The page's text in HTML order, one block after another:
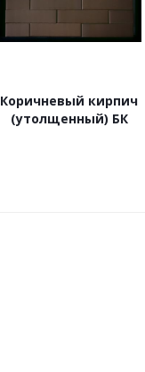
Коричневый кирпич
(утолщенный) БК